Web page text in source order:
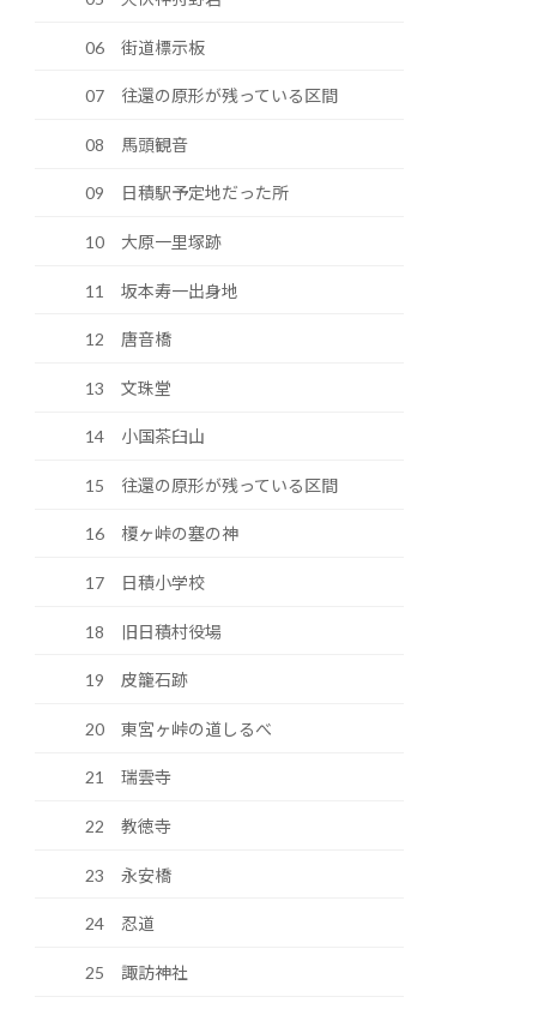
06 街道標示板
07 往還の原形が残っている区間
08 馬頭観音
09 日積駅予定地だった所
10 大原一里塚跡
11 坂本寿一出身地
12 唐音橋
13 文珠堂
14 小国茶臼山
15 往還の原形が残っている区間
16 榎ヶ峠の塞の神
17 日積小学校
18 旧日積村役場
19 皮籠石跡
20 東宮ヶ峠の道しるべ
21 瑞雲寺
22 教徳寺
23 永安橋
24 忍道
25 諏訪神社